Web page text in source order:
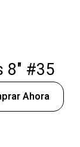
8" #35
Ahora